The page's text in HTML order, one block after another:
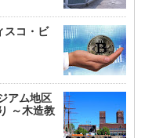
スコ・ビ
アム地区
～木造教